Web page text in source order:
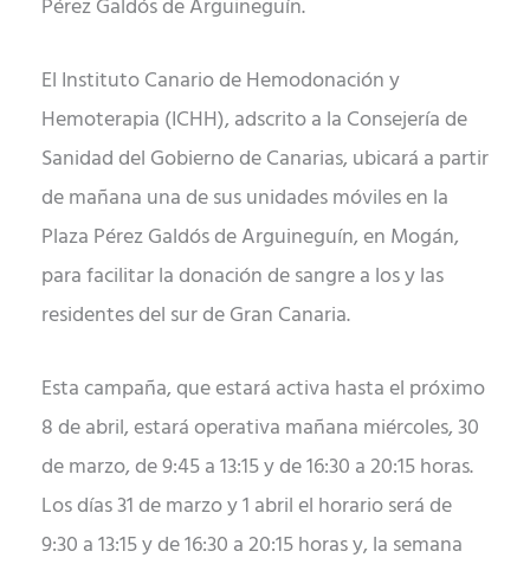
Pérez Galdós de Arguineguín.
El Instituto Canario de Hemodonación y
Hemoterapia (ICHH), adscrito a la Consejería de
Sanidad del Gobierno de Canarias, ubicará a partir
de mañana una de sus unidades móviles en la
Plaza Pérez Galdós de Arguineguín, en Mogán,
para facilitar la donación de sangre a los y las
residentes del sur de Gran Canaria.
Esta campaña, que estará activa hasta el próximo
8 de abril, estará operativa mañana miércoles, 30
de marzo, de 9:45 a 13:15 y de 16:30 a 20:15 horas.
Los días 31 de marzo y 1 abril el horario será de
9:30 a 13:15 y de 16:30 a 20:15 horas y, la semana